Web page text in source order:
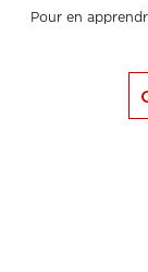
Pour en